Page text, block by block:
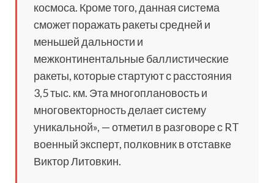
космоса. Кроме того, данная система
сможет поражать ракеты средней и
меньшей дальности и
межконтинентальные баллистические
ракеты, которые стартуют с расстояния
3,5 тыс. км. Эта многоплановость и
многовекторность делает систему
уникальной», — отметил в разговоре с RT
военный эксперт, полковник в отставке
Виктор Литовкин.